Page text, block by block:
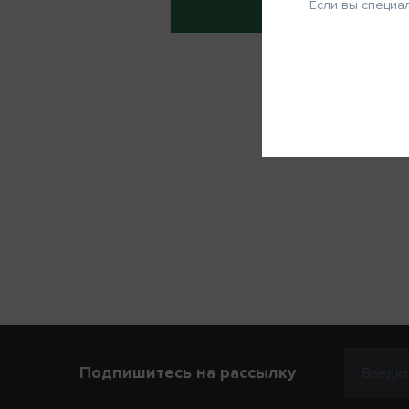
Если вы
Подпишитесь на рассылку